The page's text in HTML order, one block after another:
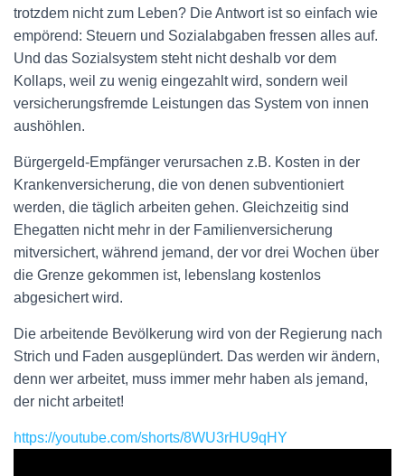
trotzdem nicht zum Leben? Die Antwort ist so einfach wie
empörend: Steuern und Sozialabgaben fressen alles auf.
Und das Sozialsystem steht nicht deshalb vor dem
Kollaps, weil zu wenig eingezahlt wird, sondern weil
versicherungsfremde Leistungen das System von innen
aushöhlen.
Bürgergeld-Empfänger verursachen z.B. Kosten in der
Krankenversicherung, die von denen subventioniert
werden, die täglich arbeiten gehen. Gleichzeitig sind
Ehegatten nicht mehr in der Familienversicherung
mitversichert, während jemand, der vor drei Wochen über
die Grenze gekommen ist, lebenslang kostenlos
abgesichert wird.
Die arbeitende Bevölkerung wird von der Regierung nach
Strich und Faden ausgeplündert. Das werden wir ändern,
denn wer arbeitet, muss immer mehr haben als jemand,
der nicht arbeitet!
https://youtube.com/shorts/8WU3rHU9qHY